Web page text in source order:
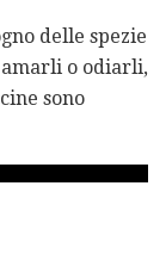
delle spezie
amarli o odiarli,
sono